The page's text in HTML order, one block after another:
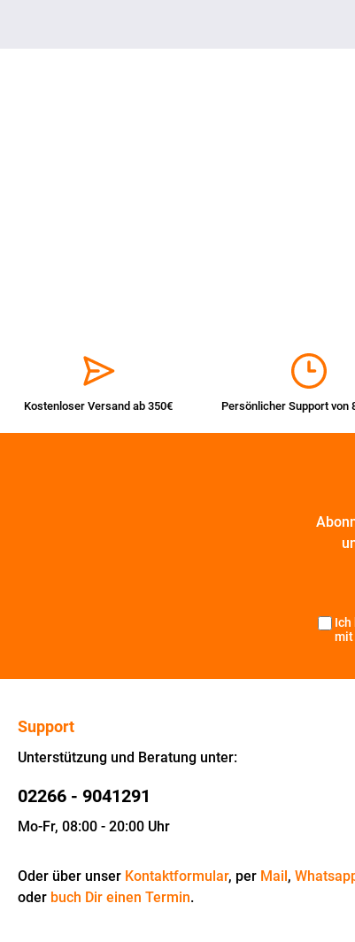
Kostenloser Versand ab 350€ Persönlicher Support von
Ich
mit
Support
Unterstützung und Beratung unter:
02266 - 9041291
Mo-Fr, 08:00 - 20:00 Uhr
Oder über unser Kontaktformular, per Mail,
oder buch Dir einen Termin.